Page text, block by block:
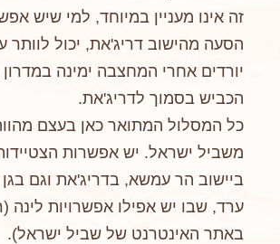
זה אינו מעניין במיוחד, למי שיש
הסעה מהישוב דריג'את, יכול לוותר
יורדים אחרי המחצבה ימינה
הכביש בסמוך לדריג'את.
כל המסלול המתואר כאן בעצם
משביל ישראל. יש אפשרות
ביישוב הר עמשא, בדריג'את וגם
ערד, שבו יש אפילו אפשרויות לינה
באתר האינטרנט של שביל ישראל).